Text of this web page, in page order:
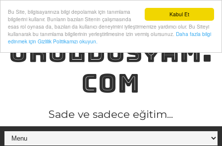
Kabul Et
Bu Site, bilgisayarınıza bilgi depolamak için tanımlama
bilgilerini kullanır. Bunların bazıları Sitenin çalışmasında
esas rol oynasa da, bazıları da kullanıcı deneyimini iyileştirmemize yardımcı olur. Bu Siteyi
kullanarak bu tanımlama bilgilerinin yerleştirilmesine izin vermiş olursunuz. Daha fazla bilgi
edinmek için Gizlilik Politikamızı okuyun.
OKULDOSYAM.
COM
Sade ve sadece eğitim...